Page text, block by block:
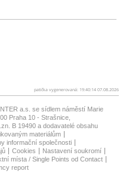
patička vygenerovaná: 19:40:14 07.08.2026
a.s. se sídlem náměstí Marie
Praha 10 - Strašnice,
B 19490 a dodavatelé obsahu
materiálům
informační společnosti
Cookies
Nastavení soukromí
místa / Single Points od Contact
report